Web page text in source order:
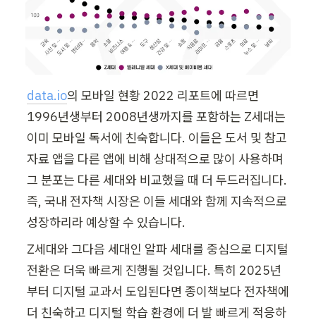
data.io의 모바일 현황 2022 리포트에 따르면
1996년생부터 2008년생까지를 포함하는 Z세대는
이미 모바일 독서에 친숙합니다. 이들은 도서 및 참고
자료 앱을 다른 앱에 비해 상대적으로 많이 사용하며
그 분포는 다른 세대와 비교했을 때 더 두드러집니다.
즉, 국내 전자책 시장은 이들 세대와 함께 지속적으로
성장하리라 예상할 수 있습니다.
Z세대와 그다음 세대인 알파 세대를 중심으로 디지털
전환은 더욱 빠르게 진행될 것입니다. 특히 2025년
부터 디지털 교과서 도입된다면 종이책보다 전자책에
더 친숙하고 디지털 학습 환경에 더 발 빠르게 적응하